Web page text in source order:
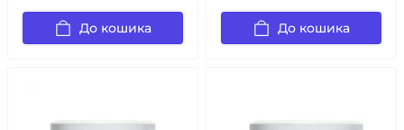
До кошика До кошика